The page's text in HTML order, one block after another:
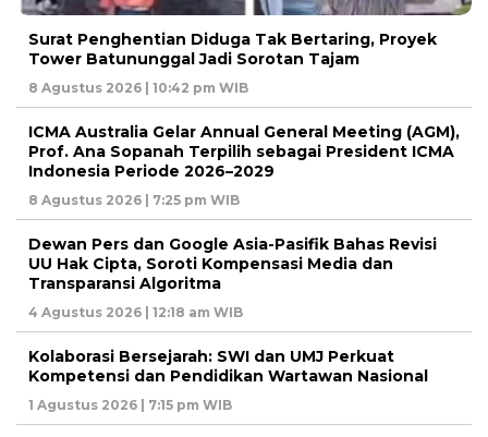
Surat Penghentian Diduga Tak Bertaring, Proyek
Tower Batununggal Jadi Sorotan Tajam
8 Agustus 2026 | 10:42 pm WIB
ICMA Australia Gelar Annual General Meeting (AGM),
Prof. Ana Sopanah Terpilih sebagai President ICMA
Indonesia Periode 2026–2029
8 Agustus 2026 | 7:25 pm WIB
Dewan Pers dan Google Asia-Pasifik Bahas Revisi
UU Hak Cipta, Soroti Kompensasi Media dan
Transparansi Algoritma
4 Agustus 2026 | 12:18 am WIB
Kolaborasi Bersejarah: SWI dan UMJ Perkuat
Kompetensi dan Pendidikan Wartawan Nasional
1 Agustus 2026 | 7:15 pm WIB